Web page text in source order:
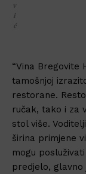
v
i
ć
“Vina Bregovite
tamošnjoj
restorane.
ručak, tako i za
stol više.
širina primjene
mogu
predjelo,